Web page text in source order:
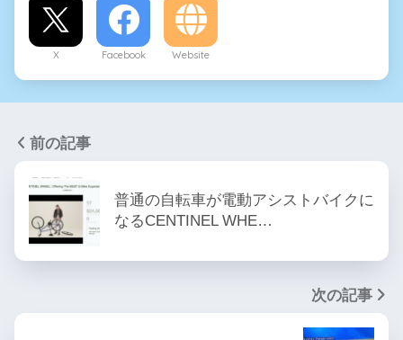
X Facebook Website
前の記事
普通の自転車が電動アシストバイクに
なるCENTINEL WHE…
次の記事